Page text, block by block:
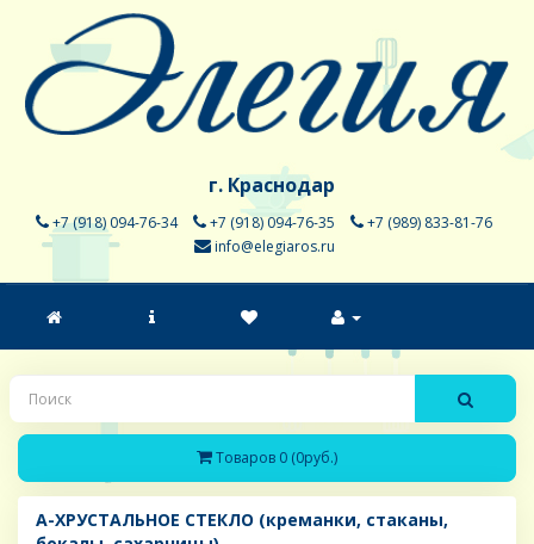
г. Краснодар
+7 (918) 094-76-34 +7 (918) 094-76-35
+7 (989) 833-81-76
info@elegiaros.ru
Товаров 0 (0руб.)
A-ХРУСТАЛЬНОЕ СТЕКЛО (креманки, стаканы,